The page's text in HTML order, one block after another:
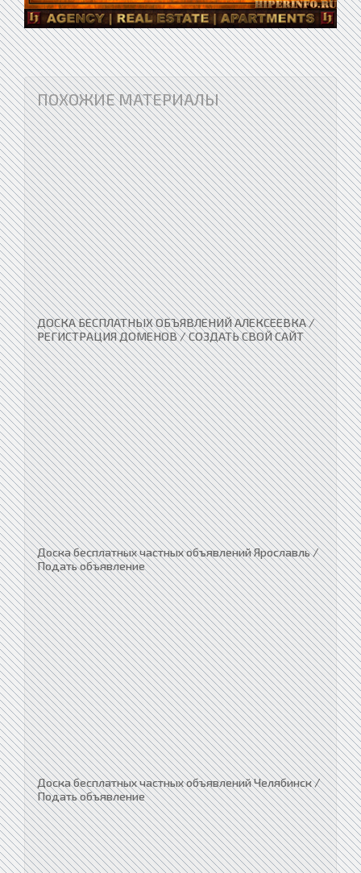
ПОХОЖИЕ МАТЕРИАЛЫ
ДОСКА БЕСПЛАТНЫХ ОБЪЯВЛЕНИЙ АЛЕКСЕЕВКА /
РЕГИСТРАЦИЯ ДОМЕНОВ / СОЗДАТЬ СВОЙ САЙТ
Доска бесплатных частных объявлений Ярославль /
Подать объявление
Доска бесплатных частных объявлений Челябинск /
Подать объявление